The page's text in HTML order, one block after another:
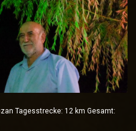
Tagesstrecke: 12 km Gesamt: